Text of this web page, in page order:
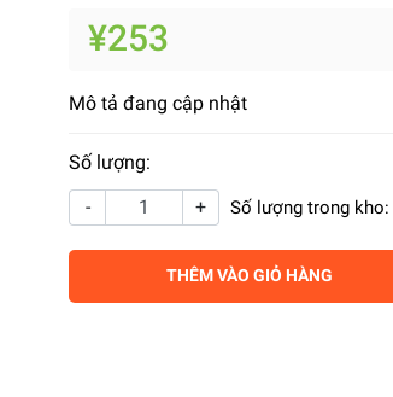
¥253
Mô tả đang cập nhật
Số lượng:
-
+ Số lượng trong kho:
THÊM VÀO GIỎ HÀNG